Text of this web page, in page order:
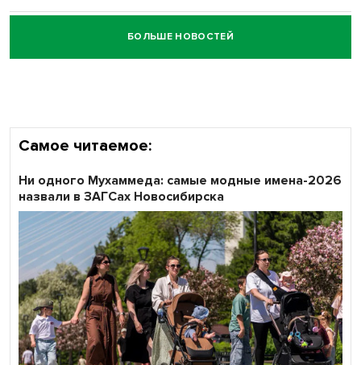
Честный выбор: видеонаблюдение обеспечит
объективность результатов ЕДГ в Новосибирской
БОЛЬШЕ НОВОСТЕЙ
Самое читаемое:
Ни одного Мухаммеда: самые модные имена-2026
назвали в ЗАГСах Новосибирска